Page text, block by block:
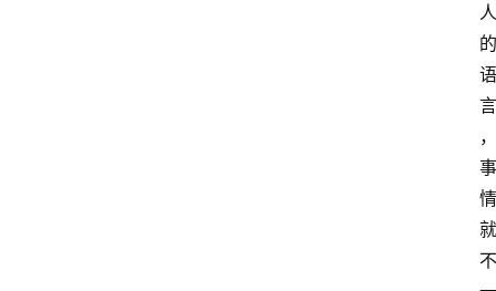
人
的
语
言
，
事
情
就
不